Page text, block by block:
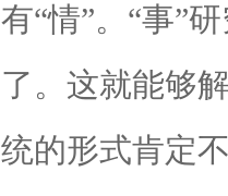
有“情”。“事”
了。这就能够
统的形式肯定